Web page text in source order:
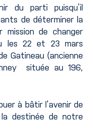
du parti puisqu’il
de déterminer la
mission de changer
les 22 et 23 mars
Gatineau (ancienne
située au 196,
à bâtir l’avenir de
destinée de notre